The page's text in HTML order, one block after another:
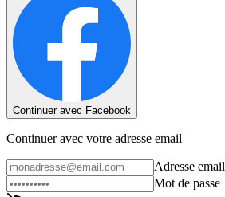
Continuer avec Facebook
Continuer avec votre adresse email
Adresse email
Mot de passe